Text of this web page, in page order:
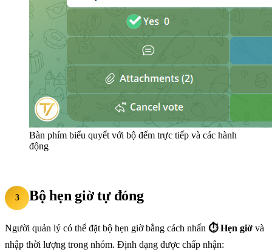
Bàn phím biểu quyết với bộ đếm trực tiếp và các hành
động
3 Bộ hẹn giờ tự đóng
Người quản lý có thể đặt bộ hẹn giờ bằng cách nhấn ⏱ Hẹn giờ và
nhập thời lượng trong nhóm. Định dạng được chấp nhận: